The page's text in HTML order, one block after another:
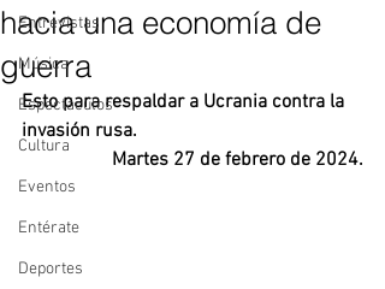
Entrevistas
Música
Espectáculos
Cultura
Eventos
Entérate
Deportes
hacia una economía de
guerra
Esto para respaldar a Ucrania contra la
invasión rusa.
Martes 27 de febrero de 2024.